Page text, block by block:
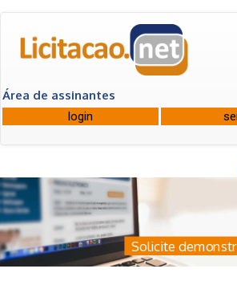
Área de assinantes
Solicite